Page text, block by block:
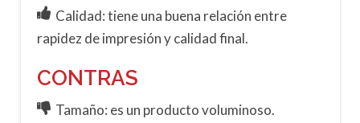
Calidad: tiene una buena relación entre
rapidez de impresión y calidad final.
CONTRAS
Tamaño: es un producto voluminoso.